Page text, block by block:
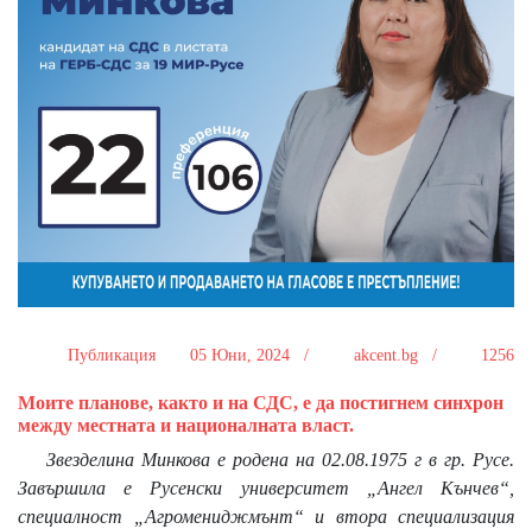
Публикация 05 Юни, 2024 / akcent.bg / 1256
Моите планове, както и на СДС, е да постигнем синхрон
между местната и националната власт.
Звезделина Минкова е родена на 02.08.1975 г в гр. Русе.
Завършила е Русенски университет „Ангел Кънчев“,
специалност „Агромениджмънт“ и втора специализация